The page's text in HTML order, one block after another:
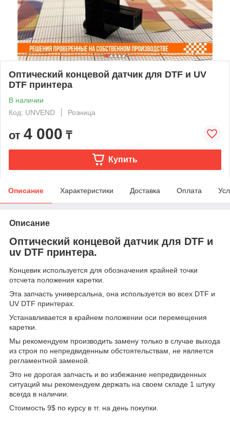
Оптический концевой датчик для DTF и UV
DTF принтера
В наличии
Код: UNVEND
Розница
от 4 000 ₸
Купить
Описание Характеристики Доставка Оплата
Описание
Оптический концевой датчик для DTF и
uv DTF принтера.
Концевик используется для обозначения крайней точки
отсчета положения каретки.
Эта запчасть универсальна, она используется во всех DTF и
UV DTF принтерах.
Устанавливается в крайнем положении оси перемещения
каретки.
Мы рекомендуем производить замену только в случае выхода
из строя по непредвиденным обстоятельствам, не является
регламентной заменой.
Это не дорогая запчасть и во избежание непредвиденных
ситуаций мы рекомендуем держать на своем складе 1 штуку
всегда в наличии.
Стоимость 9$ по курсу в тг. на день покупки.